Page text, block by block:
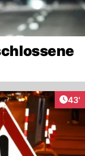
43'